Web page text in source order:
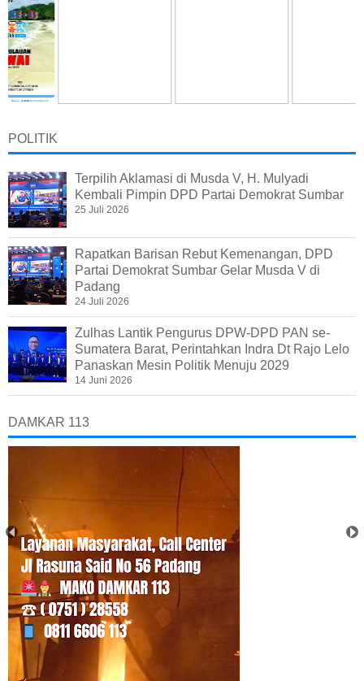
POLITIK
Terpilih Aklamasi di Musda V, H. Mulyadi
Kembali Pimpin DPD Partai Demokrat Sumbar
25 Juli 2026
Rapatkan Barisan Rebut Kemenangan, DPD
Partai Demokrat Sumbar Gelar Musda V di
Padang
24 Juli 2026
Zulhas Lantik Pengurus DPW-DPD PAN se-
Sumatera Barat, Perintahkan Indra Dt Rajo Lelo
Panaskan Mesin Politik Menuju 2029
14 Juni 2026
DAMKAR 113